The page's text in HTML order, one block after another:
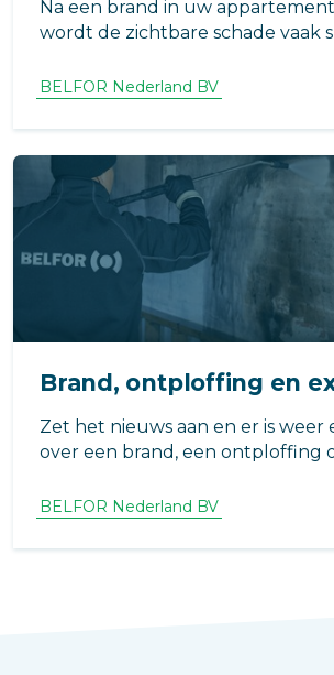
Na een brand in uw
wordt de zichtbare schade vaak
luchtkanalen? Deze verborgen
gebouw kunnen vol zitten met
giftige stoffen.
BELFOR Nederland BV
Brand, ontploffing en
Zet het nieuws aan en er is weer
over een brand, een ontploffing
aanzienlijke schade aanrichtingen.
BELFOR Nederland BV